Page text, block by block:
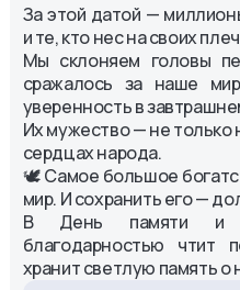
За этой датой —
и те, кто нес на своих
Мы склоняем головы
сражалось за наше
уверенность в
Их мужество — не только
сердцах народа.
🕊 Самое большое
мир. И сохранить его —
В День памяти и
благодарностью чтит
хранит светлую память о